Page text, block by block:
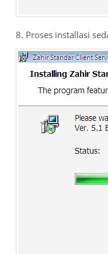
8. Proses installasi